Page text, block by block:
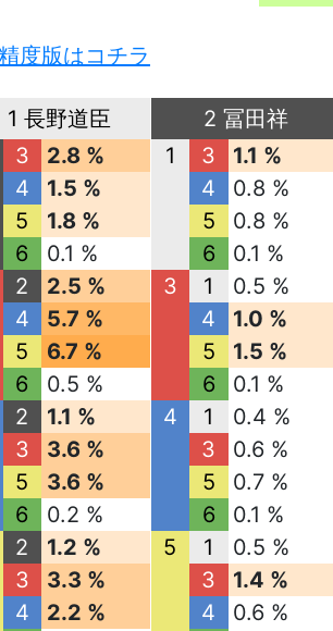
度版はコチラ
1 長野道臣
3
2.8 %
4
1.5 %
5
1.8 %
6
0.1 %
2
2.5 %
4
5.7 %
5
6.7 %
6
0.5 %
2
1.1 %
3
3.6 %
5
3.6 %
6
0.2 %
2
1.2 %
3
3.3 %
4
2.2 %
2 冨田祥
1
3
1.1 %
4
0.8 %
5
0.8 %
6
0.1 %
3
1
0.5 %
4
1.0 %
5
1.5 %
6
0.1 %
4
1
0.4 %
3
0.6 %
5
0.7 %
6
0.1 %
5
1
0.5 %
3
1.4 %
4
0.6 %